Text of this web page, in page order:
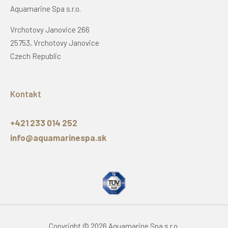
Aquamarine Spa s.r.o.
Vrchotovy Janovice 266
25753, Vrchotovy Janovice
Czech Republic
Kontakt
+421 233 014 252
info@aquamarinespa.sk
Copyright © 2026 Aquamarine Spa s.r.o.